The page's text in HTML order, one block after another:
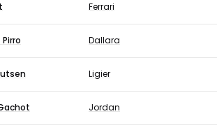
Ferrari
Dallara
Ligier
Jordan